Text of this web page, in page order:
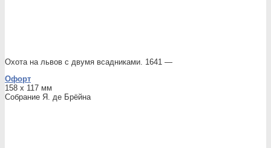
Охота на львов с двумя всадниками. 1641 —
Офорт
158 x 117 мм
Собрание Я. де Брёйна